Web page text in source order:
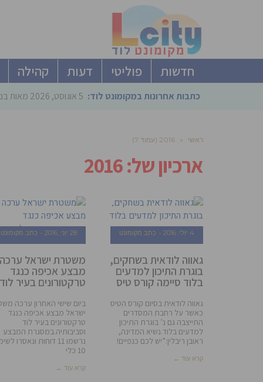
חדשות פוליטי דעות קהילה
כתבות אחרונות במקומונט לוד: 5 אוגוסט, 2026 מאות
ראשי » 2016 (עמוד 7)
ארכיון של:2016
4 יולי, 2016 כתב מקומונט
גאווה לודאית בשחקים,
בוגרת התיכון למדעים
בלוד סיימה קורס טיס
גאווה לודאית בסיום קורס הטיס
כאשר על רחבת המסדרים
התייצבה גם נ’ בוגרת התיכון
למדעים בלוד.נשיא המדינה,
ראובן ריבלין:”יש לכם כנפיים!
קרא עוד ←
28 יוני, 2016 כתב מקומונט
משטרת ישראל ערכה
מבצע אכיפה כנגד
טרקטורונים בעיר לוד
ביום שישי האחרון ערכה
ישראל מבצע אכיפה כנגד
טרקטורונים בעיר לוד
וסביבותיה.במסגרת המבצע
נרשמו 11 דוחות ונאסרו
10 כלי
קרא עוד ←